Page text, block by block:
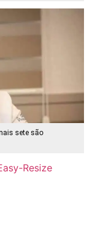
sete são